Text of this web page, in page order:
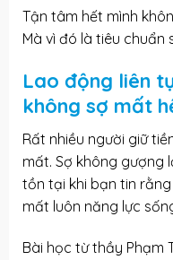
Tận tâm hết mình
Mà vì đó là tiêu chuẩn
Lao động liên
không sợ mất
Rất nhiều người giữ
mất. Sợ không gượng
tồn tại khi bạn tin
mất luôn năng lực
Bài học từ thầy Phạm